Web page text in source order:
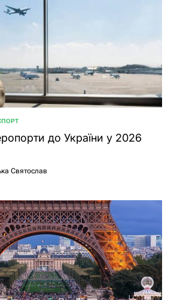
до України у 2026
Святослав